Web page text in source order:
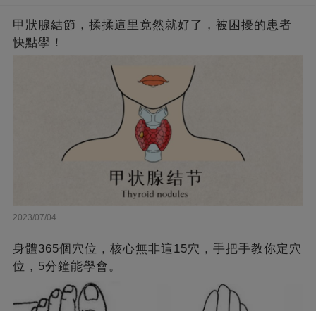
甲狀腺結節，揉揉這里竟然就好了，被困擾的患者
快點學！
2023/07/04
身體365個穴位，核心無非這15穴，手把手教你定穴
位，5分鐘能學會。